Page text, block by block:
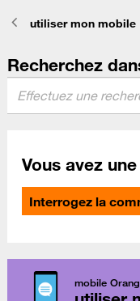
utiliser mon mobile
Recherchez
Vous avez
Interrogez la
mobile